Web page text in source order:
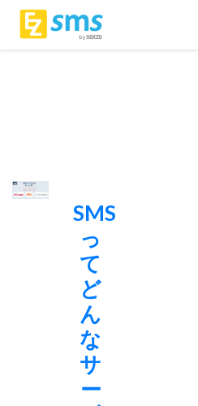
SMS
っ
て
ど
ん
な
サ
ー